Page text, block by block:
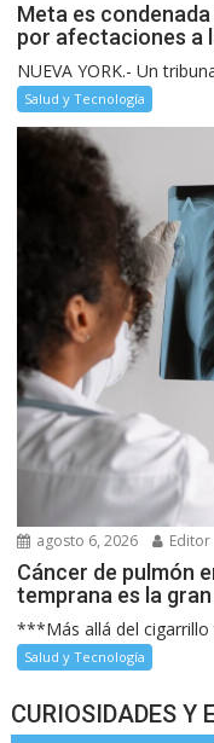
Meta es
por afectaciones a
NUEVA YORK.- Un
Salud y Tecnología
agosto 6, 2026 Editor
Cáncer de pulmón
temprana es la
***Más allá del cigarrillo
Salud y Tecnología
CURIOSIDADES Y